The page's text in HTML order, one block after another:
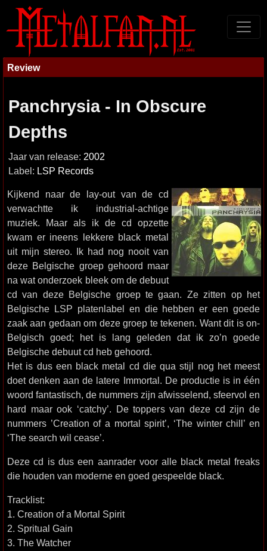
Review
Panchrysia - In Obscure
Depths
Jaar van release: 2002
Label: LSP Records
Kijkend naar de lay-out van de cd
verwachtte ik industrial-achtige
muziek. Maar als ik de cd opzette
kwam er ineens lekkere black metal
uit mijn stereo. Ik had nog nooit van
deze Belgische groep gehoord maar
na wat onderzoek bleek om de debuut
cd van deze Belgische groep te gaan. Ze zitten op het
Belgische LSP platenlabel en die hebben er een goede
zaak aan gedaan om deze groep te tekenen. Want dit is on-
Belgisch goed; het is lang geleden dat ik zo’n goede
Belgische debuut cd heb gehoord.
Het is dus een black metal cd die qua stijl nog het meest
doet denken aan de latere Immortal. De productie is in één
woord fantastisch, de nummers zijn afwisselend, sfeervol en
hard maar ook ‘catchy’. De toppers van deze cd zijn de
nummers ’Creation of a mortal spirit’, ‘The winter chill’ en
‘The search wil cease’.
Deze cd is dus een aanrader voor alle black metal freaks
die houden van moderne en goed gespeelde black.
Tracklist:
1. Creation of a Mortal Spirit
2. Spritual Gain
3. The Watcher